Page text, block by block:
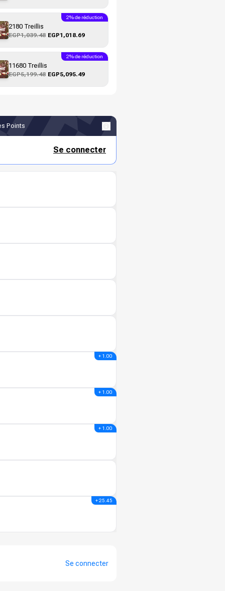
2180 Treillis
EGP1,039.48 EGP1,018.69
2% de réduction
11680 Treillis
EGP5,199.48 EGP5,095.49
2% de réduction
Points
Se connecter
+ 1.00
+ 1.00
+ 1.00
+ 25.45
Se connecter